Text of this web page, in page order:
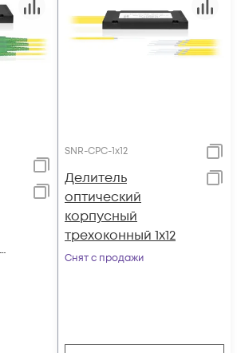
SNR-CPC-1x12
Делитель
оптический
корпусный
трехоконный 1х12
Снят с продажи